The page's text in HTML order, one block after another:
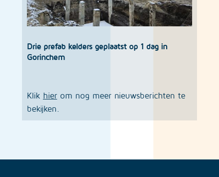
Drie prefab kelders geplaatst op 1 dag in
Gorinchem
Klik hierom nog meer nieuwsberichten te
bekijken.